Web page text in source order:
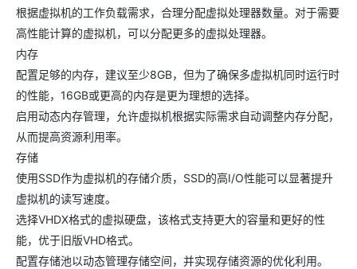
根据虚拟机的工作负载需求，合理分配虚拟处理器数量。对于需要
高性能计算的虚拟机，可以分配更多的虚拟处理器。
内存
配置足够的内存，建议至少8GB，但为了确保多虚拟机同时运行时
的性能，16GB或更高的内存是更为理想的选择。
启用动态内存管理，允许虚拟机根据实际需求自动调整内存分配，
从而提高资源利用率。
存储
使用SSD作为虚拟机的存储介质，SSD的高I/O性能可以显著提升
虚拟机的读写速度。
选择VHDX格式的虚拟硬盘，该格式支持更大的容量和更好的性
能，优于旧版VHD格式。
配置存储池以动态管理存储空间，并实现存储资源的优化利用。